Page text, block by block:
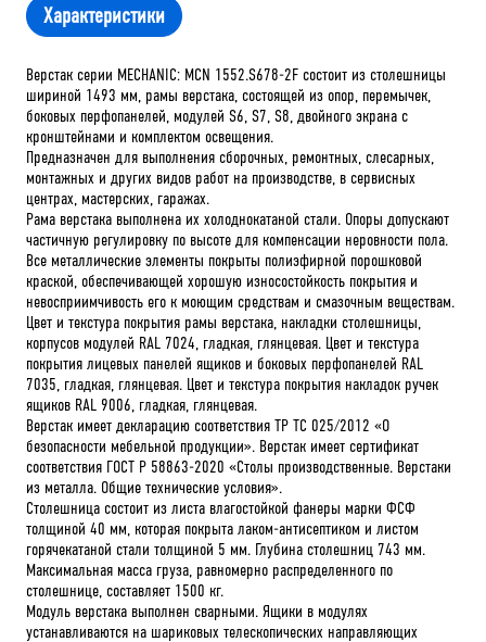
Характеристики
Верстак серии MECHANIC: MCN 1552.S678-2F состоит из столешницы
шириной 1493 мм, рамы верстака, состоящей из опор, перемычек,
боковых перфопанелей, модулей S6, S7, S8, двойного экрана с
кронштейнами и комплектом освещения.
Предназначен для выполнения сборочных, ремонтных, слесарных,
монтажных и других видов работ на производстве, в сервисных
центрах, мастерских, гаражах.
Рама верстака выполнена их холоднокатаной стали. Опоры допускают
частичную регулировку по высоте для компенсации неровности пола.
Все металлические элементы покрыты полиэфирной порошковой
краской, обеспечивающей хорошую износостойкость покрытия и
невосприимчивость его к моющим средствам и смазочным веществам.
Цвет и текстура покрытия рамы верстака, накладки столешницы,
корпусов модулей RAL 7024, гладкая, глянцевая. Цвет и текстура
покрытия лицевых панелей ящиков и боковых перфопанелей RAL
7035, гладкая, глянцевая. Цвет и текстура покрытия накладок ручек
ящиков RAL 9006, гладкая, глянцевая.
Верстак имеет декларацию соответствия ТР ТС 025/2012 «О
безопасности мебельной продукции». Верстак имеет сертификат
соответствия ГОСТ Р 58863-2020 «Столы производственные. Верстаки
из металла. Общие технические условия».
Столешница состоит из листа влагостойкой фанеры марки ФСФ
толщиной 40 мм, которая покрыта лаком-антисептиком и листом
горячекатаной стали толщиной 5 мм. Глубина столешниц 743 мм.
Максимальная масса груза, равномерно распределенного по
столешнице, составляет 1500 кг.
Модуль верстака выполнен сварными. Ящики в модулях
устанавливаются на шариковых телескопических направляющих